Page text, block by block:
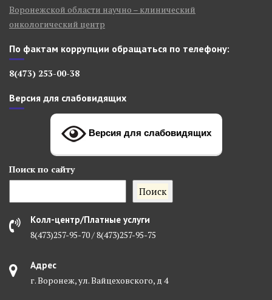
Воронежской области научно – клинический
онкологический центр
По фактам коррупции обращаться по телефону:
8(473) 253-00-38
Версия для слабовидящих
Версия для слабовидящих
Поиск по сайту
Поиск
Колл-центр/Платные услуги
8(473)257-95-70 / 8(473)257-95-75
Адрес
г. Воронеж, ул. Вайцеховского, д 4